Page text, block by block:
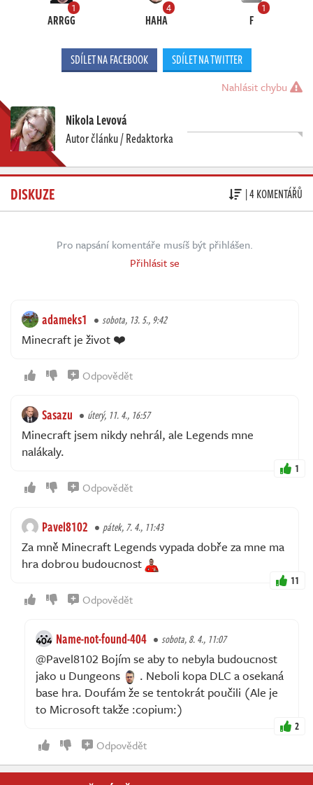
1
ARRGG
4
HAHA
1
F
SDÍLET NA FACEBOOK SDÍLET NA TWITTER
Nahlásit chybu
Nikola Levová
Autor článku / Redaktorka
DISKUZE | 4 KOMENTÁŘŮ
Pro napsání komentáře musíš být přihlášen.
Přihlásit se
adameks1 sobota, 13. 5., 9:42
Minecraft je život ❤️
Odpovědět
Sasazu úterý, 11. 4., 16:57
Minecraft jsem nikdy nehrál, ale Legends mne
nalákaly.
1
Odpovědět
Pavel8102 pátek, 7. 4., 11:43
Za mně Minecraft Legends vypada dobře za mne ma
hra dobrou budoucnost
11
Odpovědět
Name-not-found-404 sobota, 8. 4., 11:07
@Pavel8102 Bojím se aby to nebyla budoucnost
jako u Dungeons
. Neboli kopa DLC a osekaná
base hra. Doufám že se tentokrát poučili (Ale je
to Microsoft takže :copium:)
2
Odpovědět